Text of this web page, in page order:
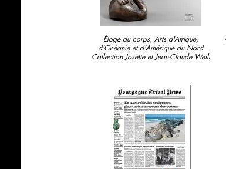
Éloge du corps, Arts d'Afrique,
d'Océanie et d'Amérique du Nord
Collection Josette et Jean-Claude Weill